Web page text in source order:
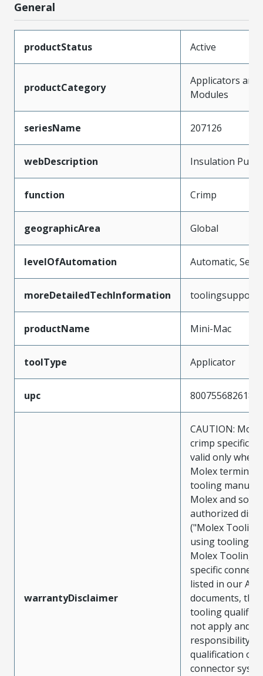
General
productStatus Active
productCategory
Applicators and
Modules
seriesName 207126
webDescription Insulation
function Crimp
geographicArea Global
levelOfAutomation Automatic,
moreDetailedTechInformation
productName Mini-Mac
toolType Applicator
upc 800755682618
warrantyDisclaimer
CAUTION:
crimp
valid only when
Molex
tooling
Molex and sold
authorized
("Molex
using tooling
Molex Tooling
specific
listed in our ATS
documents, the
tooling
not apply and
responsibility
qualification of
connector